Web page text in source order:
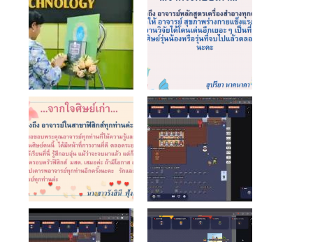
- ข่าวประชาสัมพันธ์
- กิจกรรม
- ข่าวประชาสัมพันธ์ภายนอก
- ทุน/สมัครงาน/ศึกษาต่อ
วารสารคณะ
ผลงานคณะ
- ฐานข้อมูลงานวิจัย
- การจัดการความรู้ (KM Scitech)
- โครงการบริหารจัดการพื้นที่ 10 ไร่ ด้านหลังโรงสีข้าว